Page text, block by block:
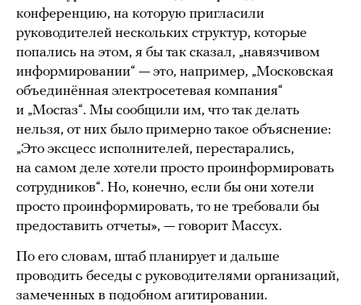
конференцию, на которую пригласили
руководителей нескольких структур, которые
попались на этом, я бы так сказал, „навязчивом
информировании“ — это, например, „Московская
объединённая электросетевая компания“
и „Мосгаз“. Мы сообщили им, что так делать
нельзя, от них было примерно такое объяснение:
„Это эксцесс исполнителей, перестарались,
на самом деле хотели просто проинформировать
сотрудников“. Но, конечно, если бы они хотели
просто проинформировать, то не требовали бы
предоставить отчеты», — говорит Массух.
По его словам, штаб планирует и дальше
проводить беседы с руководителями организаций,
замеченных в подобном агитировании.